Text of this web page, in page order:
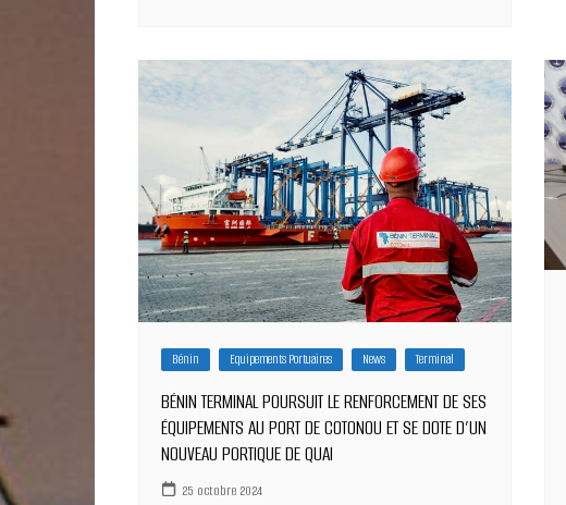
Bénin Equipements Portuaires News Terminal
BÉNIN TERMINAL POURSUIT LE RENFORCEMENT DE SES
ÉQUIPEMENTS AU PORT DE COTONOU ET SE DOTE D’UN
NOUVEAU PORTIQUE DE QUAI
25 octobre 2024